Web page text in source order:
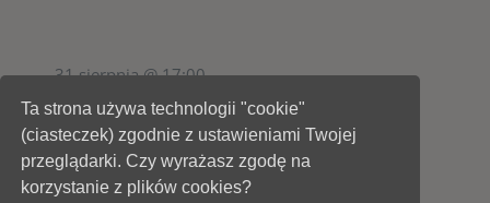
31 sierpnia @ 17:00
Biblioteka Filmów
Ta strona używa technologii "cookie"
(ciasteczek) zgodnie z ustawieniami Twojej
przeglądarki. Czy wyrażasz zgodę na
korzystanie z plików cookies?